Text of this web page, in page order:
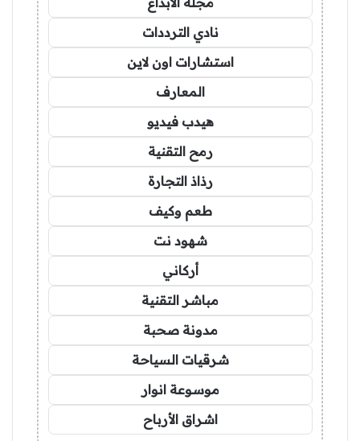
نادي الترددات
استشارات اون لاين
المعارف
هيدب فيديو
رمح التقنية
رذاذ التجارة
طعم وكيف
شهود نت
أركاني
مباشر التقنية
مدونة صحبة
شرقيات السياحة
موسوعة انوار
اشراق الأرباح